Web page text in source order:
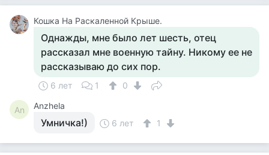
Кошка На Раскаленной Крыше.
Однажды, мне было лет шесть, отец
рассказал мне военную тайну. Никому ее не
рассказываю до сих пор.
6 лет 1 0
An Anzhela
Умничка!) 6 лет 1